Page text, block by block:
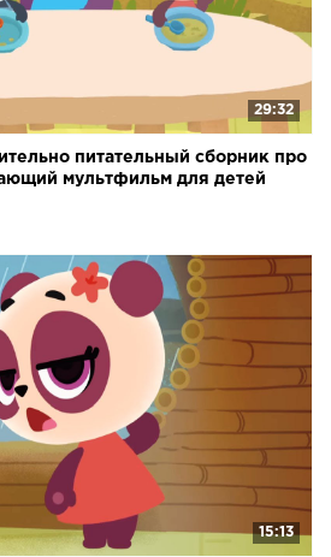
29:32
питательный сборник про
мультфильм для детей
15:13